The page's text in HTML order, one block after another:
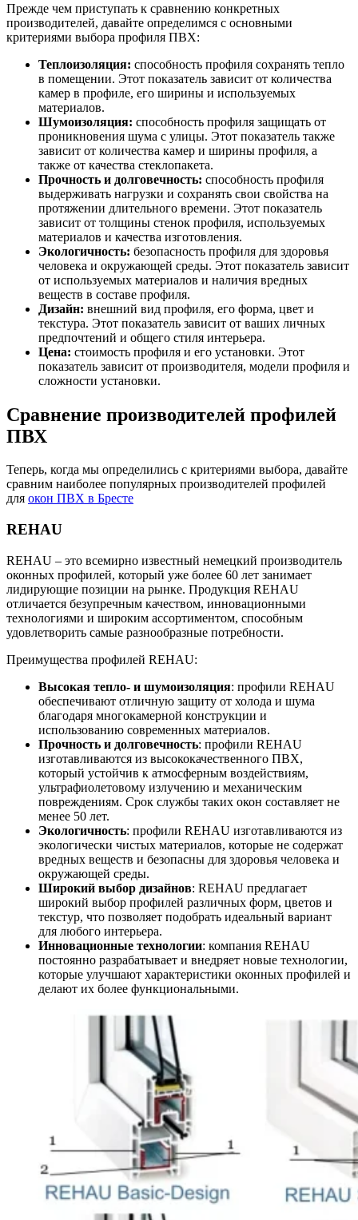
Прежде чем приступать к сравнению конкретных
производителей, давайте определимся с основными
критериями выбора профиля ПВХ:
Теплоизоляция: способность профиля сохранять тепло
в помещении. Этот показатель зависит от количества
камер в профиле, его ширины и используемых
материалов.
Шумоизоляция: способность профиля защищать от
проникновения шума с улицы. Этот показатель также
зависит от количества камер и ширины профиля, а
также от качества стеклопакета.
Прочность и долговечность: способность профиля
выдерживать нагрузки и сохранять свои свойства на
протяжении длительного времени. Этот показатель
зависит от толщины стенок профиля, используемых
материалов и качества изготовления.
Экологичность: безопасность профиля для здоровья
человека и окружающей среды. Этот показатель зависит
от используемых материалов и наличия вредных
веществ в составе профиля.
Дизайн: внешний вид профиля, его форма, цвет и
текстура. Этот показатель зависит от ваших личных
предпочтений и общего стиля интерьера.
Цена: стоимость профиля и его установки. Этот
показатель зависит от производителя, модели профиля и
сложности установки.
Сравнение производителей профилей
ПВХ
Теперь, когда мы определились с критериями выбора, давайте
сравним наиболее популярных производителей профилей
для окон ПВХ в Бресте
REHAU
REHAU – это всемирно известный немецкий производитель
оконных профилей, который уже более 60 лет занимает
лидирующие позиции на рынке. Продукция REHAU
отличается безупречным качеством, инновационными
технологиями и широким ассортиментом, способным
удовлетворить самые разнообразные потребности.
Преимущества профилей REHAU:
Высокая тепло- и шумоизоляция: профили REHAU
обеспечивают отличную защиту от холода и шума
благодаря многокамерной конструкции и
использованию современных материалов.
Прочность и долговечность: профили REHAU
изготавливаются из высококачественного ПВХ,
который устойчив к атмосферным воздействиям,
ультрафиолетовому излучению и механическим
повреждениям. Срок службы таких окон составляет не
менее 50 лет.
Экологичность: профили REHAU изготавливаются из
экологически чистых материалов, которые не содержат
вредных веществ и безопасны для здоровья человека и
окружающей среды.
Широкий выбор дизайнов: REHAU предлагает
широкий выбор профилей различных форм, цветов и
текстур, что позволяет подобрать идеальный вариант
для любого интерьера.
Инновационные технологии: компания REHAU
постоянно разрабатывает и внедряет новые технологии,
которые улучшают характеристики оконных профилей и
делают их более функциональными.